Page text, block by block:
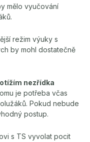
mělo vyučování
režim výuky s
by mohl dostatečně
nezřídka
je potřeba včas
Pokud nebude
postup.
s TS vyvolat pocit